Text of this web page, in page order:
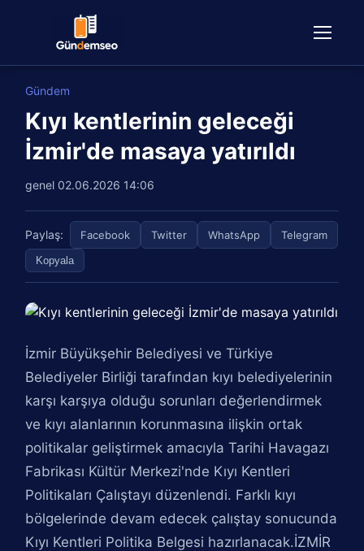
Gündem
Kıyı kentlerinin geleceği
İzmir'de masaya yatırıldı
genel 02.06.2026 14:06
Paylaş: Facebook Twitter WhatsApp Telegram
Kopyala
İzmir Büyükşehir Belediyesi ve Türkiye
Belediyeler Birliği tarafından kıyı belediyelerinin
karşı karşıya olduğu sorunları değerlendirmek
ve kıyı alanlarının korunmasına ilişkin ortak
politikalar geliştirmek amacıyla Tarihi Havagazı
Fabrikası Kültür Merkezi'nde Kıyı Kentleri
Politikaları Çalıştayı düzenlendi. Farklı kıyı
bölgelerinde devam edecek çalıştay sonucunda
Kıyı Kentleri Politika Belgesi hazırlanacak.İZMİR